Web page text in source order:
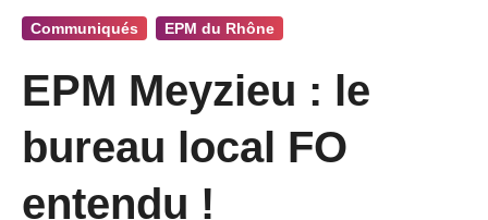
Communiqués EPM du Rhône
EPM Meyzieu : le
bureau local FO
entendu !